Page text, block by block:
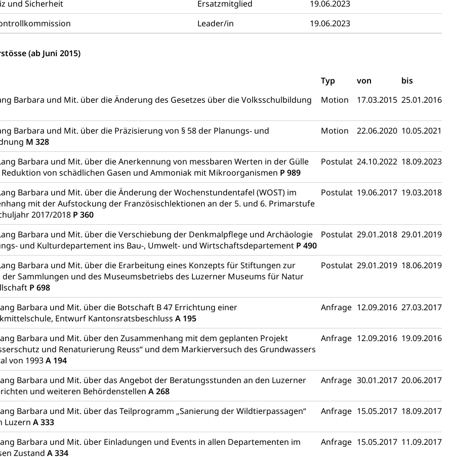
und Sicherheit
Ersatzmitglied
19.06.2023
Leader/in 19.06.2023
(ab Juni 2015)
Typ von
bis
Barbara und Mit. über die Änderung des Gesetzes über die Volksschulbildung
Motion 17.03.2015 25.01.2016
Barbara und Mit. über die Präzisierung von § 58 der Planungs- und
M 328
Motion 22.06.2020 10.05.2021
Barbara und Mit. über die Anerkennung von messbaren Werten in der Gülle
von schädlichen Gasen und Ammoniak mit Mikroorganismen P 989
Postulat 24.10.2022 18.09.2023
Barbara und Mit. über die Änderung der Wochenstundentafel (WOST) im
mit der Aufstockung der Französischlektionen an der 5. und 6. Primarstufe
2017/2018 P 360
Postulat 19.06.2017 19.03.2018
Barbara und Mit. über die Verschiebung der Denkmalpflege und Archäologie
und Kulturdepartement ins Bau-, Umwelt- und Wirtschaftsdepartement P 490
Postulat 29.01.2018 29.01.2019
Barbara und Mit. über die Erarbeitung eines Konzepts für Stiftungen zur
der Sammlungen und des Museumsbetriebs des Luzerner Museums für Natur
P 698
Postulat 29.01.2019 18.06.2019
Barbara und Mit. über die Botschaft B 47 Errichtung einer
Entwurf Kantonsratsbeschluss A 195
Anfrage 12.09.2016 27.03.2017
Barbara und Mit. über den Zusammenhang mit dem geplanten Projekt
und Renaturierung Reuss“ und dem Markierversuch des Grundwassers
von 1993A 194
Anfrage 12.09.2016 19.09.2016
Barbara und Mit. über das Angebot der Beratungsstunden an den Luzerner
und weiteren Behördenstellen A 268
Anfrage 30.01.2017 20.06.2017
Barbara und Mit. über das Teilprogramm „Sanierung der Wildtierpassagen“
Luzern A 333
Anfrage 15.05.2017 18.09.2017
Barbara und Mit. über Einladungen und Events in allen Departementen im
Zustand A 334
Anfrage 15.05.2017 11.09.2017
Kehrichtabfuhr, Müllabfuhr
Gewässerschutz, Naturschutz, Umweltschutz
Landwirtschaft und Wald) Natur- und Lanschaftsschutz (GEO-Portal rawi) Boden
Schadstoffe, Giftstoffe, Störfall
und Gifte (Umweltberatung Luzern)
Grundstück
Grundeigentümerabfrage
Stromversorgung, Energieverbrauch, Stromverbrauch, Energiequelle, Windenergie, Wasserkraft, Sonnenenergie,
Energie, Biomasse
Zentralschweiz
Grundbuchamt, Grundeigentum, Grundstück
Grundbuchplan mit Eigentümerabfrage (Geoportal)
Klimaschutz, Klimaveränderung, Treibhauseffekt
Luft, Klima (Geoportal) Klima
Richtplanung Kanton Luzern (ARE) Raum und Wirtschaft rawi